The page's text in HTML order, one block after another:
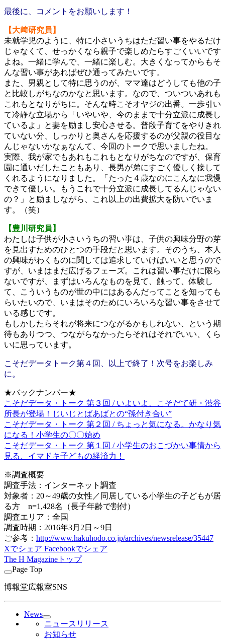
最後に、コメントをお願いします！
【大﨑研究員】
未就学児のように、特に小さいうちはただ習い事をやるだけ
じゃなくて、せっかくなら親子で楽しめたらすごくいいです
よね。一緒に学んで、一緒に楽しむ。大きくなってからもそ
んな習い事があればぜひ通ってみたいです。
また、男親として特に思うのが、ママ達はどうしても他の子
と比較しがちなのかなと思います。なので、ついついあれも
これもとなりがちに。そんな時こそオヤジの出番。一歩引い
て冷静な立場から「いやいや、今のままで十分立派に成長し
ているよ」と妻を励まし安心させる。普段子育てをやりきれ
ていない分、しっかりと奥さんを応援するのが父親の役目な
んじゃないかなぁなんて、今回のトークで思いましたね。
実際、我が家でもあれもこれもとなりがちなのですが、保育
園に通いだしたこともあり、長男が弟にすごく優しく接して
くれるようになりました。「たった４歳なのにこんなに我慢
できて優しい。もうこれで十分立派に成長してるんじゃない
の？」と励ましながら、これ以上の出費拡大を防いでいま
す。（笑）
【豊川研究員】
わたしは子供が小さいうちの習い事は、子供の興味分野の芽
を見出すためのひとつの手段だと思います。そのうち、本人
の興味がわくものに関しては追求していけばいいと思うので
すが、いまはまだ広げるフェーズ。これは習い事だけに限ら
ないですが、まずはいろんなものを見て、触って、体験し
て、こういうものが世の中にはあるんだってことを知っても
らいたいので、いまはそのためにいろいろな習い事をさせて
いる感じです。
もしかしたらそれが将来につながるかもしれない、という期
待もありつつ、つながらなかったらそれはそれでいい、くら
いに思っています。
こそだデータトーク第４回、以上で終了！次号をお楽しみ
に。
★バックナンバー★
こそだデータ・トーク 第３回 / いよいよ、こそだて研・渋谷
所長が登場！じいじとばあばとの“孫付き合い”
こそだデータ・トーク 第２回 / ちょっと気になる。かなり気
になる！小学生の〇〇始め
こそだデータ・トーク 第１回 / 小学生のおこづかい事情から
見る、イマドキ子どもの経済力！
※調査概要
調査手法：インターネット調査
対象者：20～49歳の女性／同居している小学生の子どもが居
る方 n=1,428名（長子年齢で割付）
調査エリア：全国
調査時期：2016年3月2日～9日
ご参考： http://www.hakuhodo.co.jp/archives/newsrelease/35447
Xでシェア Facebookでシェア
The H Magazineトップ
Page Top
博報堂広報室SNS
News
ニュースリリース
お知らせ